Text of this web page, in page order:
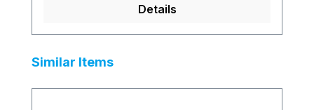
Details
Produktgalerie überspringen
Similar Items